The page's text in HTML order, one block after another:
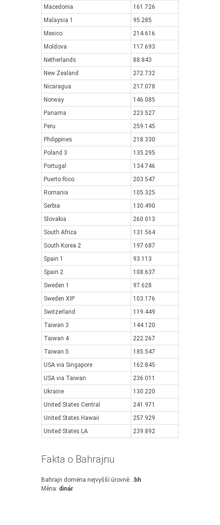
Macedonia
161.726
Malaysia 1
95.285
Mexico
214.616
Moldova
117.693
Netherlands
88.843
New Zealand
272.732
Nicaragua
217.078
Norway
146.085
Panama
223.527
Peru
259.145
Philippines
218.330
Poland 3
135.295
Portugal
134.746
Puerto Rico
203.547
Romania
105.325
Serbia
130.490
Slovakia
260.013
South Africa
131.564
South Korea 2
197.687
Spain 1
93.113
Spain 2
108.637
Sweden 1
97.628
Sweden XIP
103.176
Switzerland
119.449
Taiwan 3
144.120
Taiwan 4
222.267
Taiwan 5
185.547
USA via Singapore
162.845
USA via Taiwan
236.011
Ukraine
130.220
United States Central
241.971
United States Hawaii
257.929
United States LA
239.892
Fakta o Bahrajnu
Bahrajn doména nejvyšší úrovně: .bh
Měna: dinár